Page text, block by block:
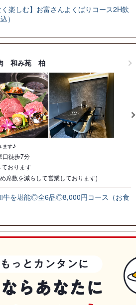
く楽しむ】お富さんよくばりコース2H飲
）
和み苑 柏
ます♪
口徒歩7分
ております
席数を減らして営業しております)
牛を堪能◎全6品◎8,000円コース（お食